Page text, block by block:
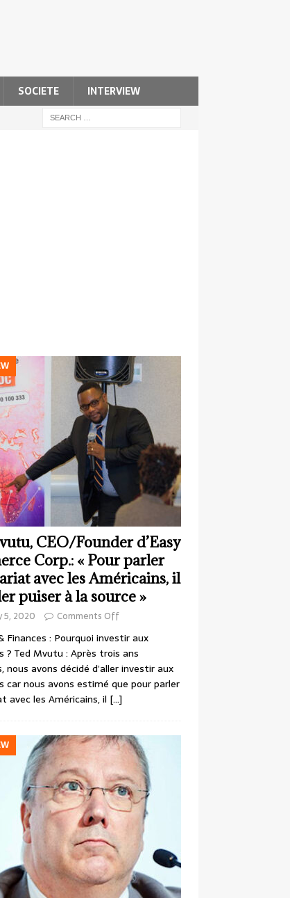
SOCIETE INTERVIEW
CEO/Founder d’Easy
Corp.: « Pour parler
avec les Américains, il
puiser à la source »
5, 2020 Comments Off
Finances : Pourquoi investir aux
? Ted Mvutu : Après trois ans
nous avons décidé d’aller investir aux
car nous avons estimé que pour parler
avec les Américains, il […]